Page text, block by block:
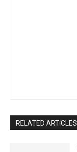
RELATED ARTICLES